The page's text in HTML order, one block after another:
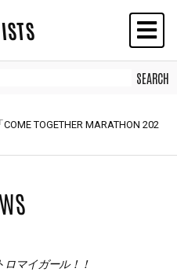
TOGETHER MARATHON 202
ロマイガール！！